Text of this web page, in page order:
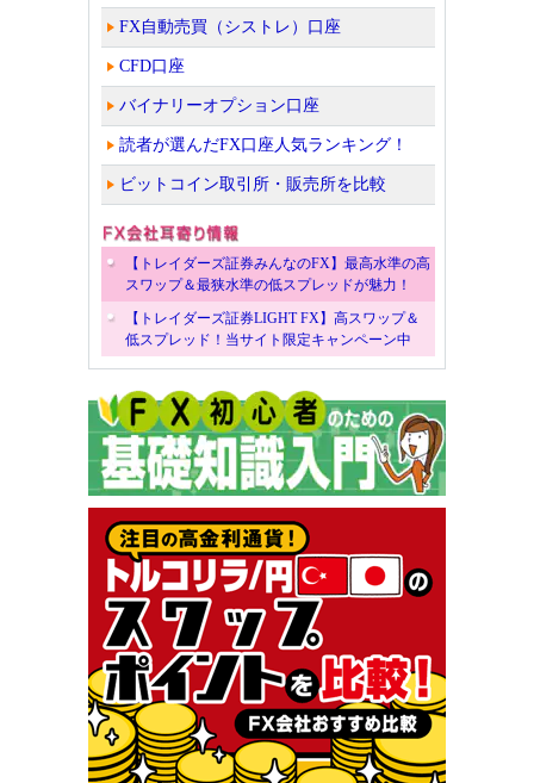
FX自動売買（シストレ）口座
CFD口座
バイナリーオプション口座
読者が選んだFX口座人気ランキング！
ビットコイン取引所・販売所を比較
【トレイダーズ証券みんなのFX】最高水準の高
スワップ＆最狭水準の低スプレッドが魅力！
【トレイダーズ証券LIGHT FX】高スワップ＆
低スプレッド！当サイト限定キャンペーン中